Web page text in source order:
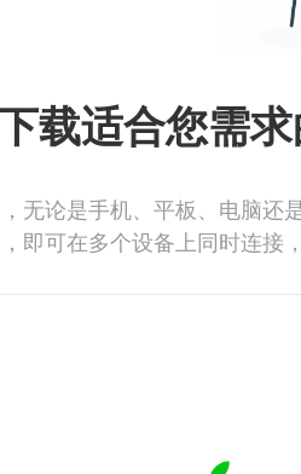
载适合您需
无论是手机、平板、电脑还
即可在多个设备上同时连接